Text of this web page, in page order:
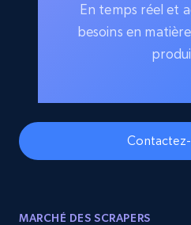
En temps réel et
besoins en
MARCHÉ DES SCRAPERS